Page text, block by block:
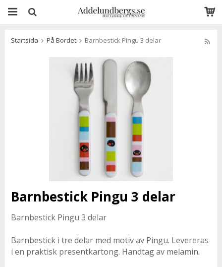
Startsida På Bordet Barnbestick Pingu 3 delar
Barnbestick Pingu 3 delar
Barnbestick Pingu 3 delar
Barnbestick i tre delar med motiv av Pingu. Levereras
i en praktisk presentkartong. Handtag av melamin.